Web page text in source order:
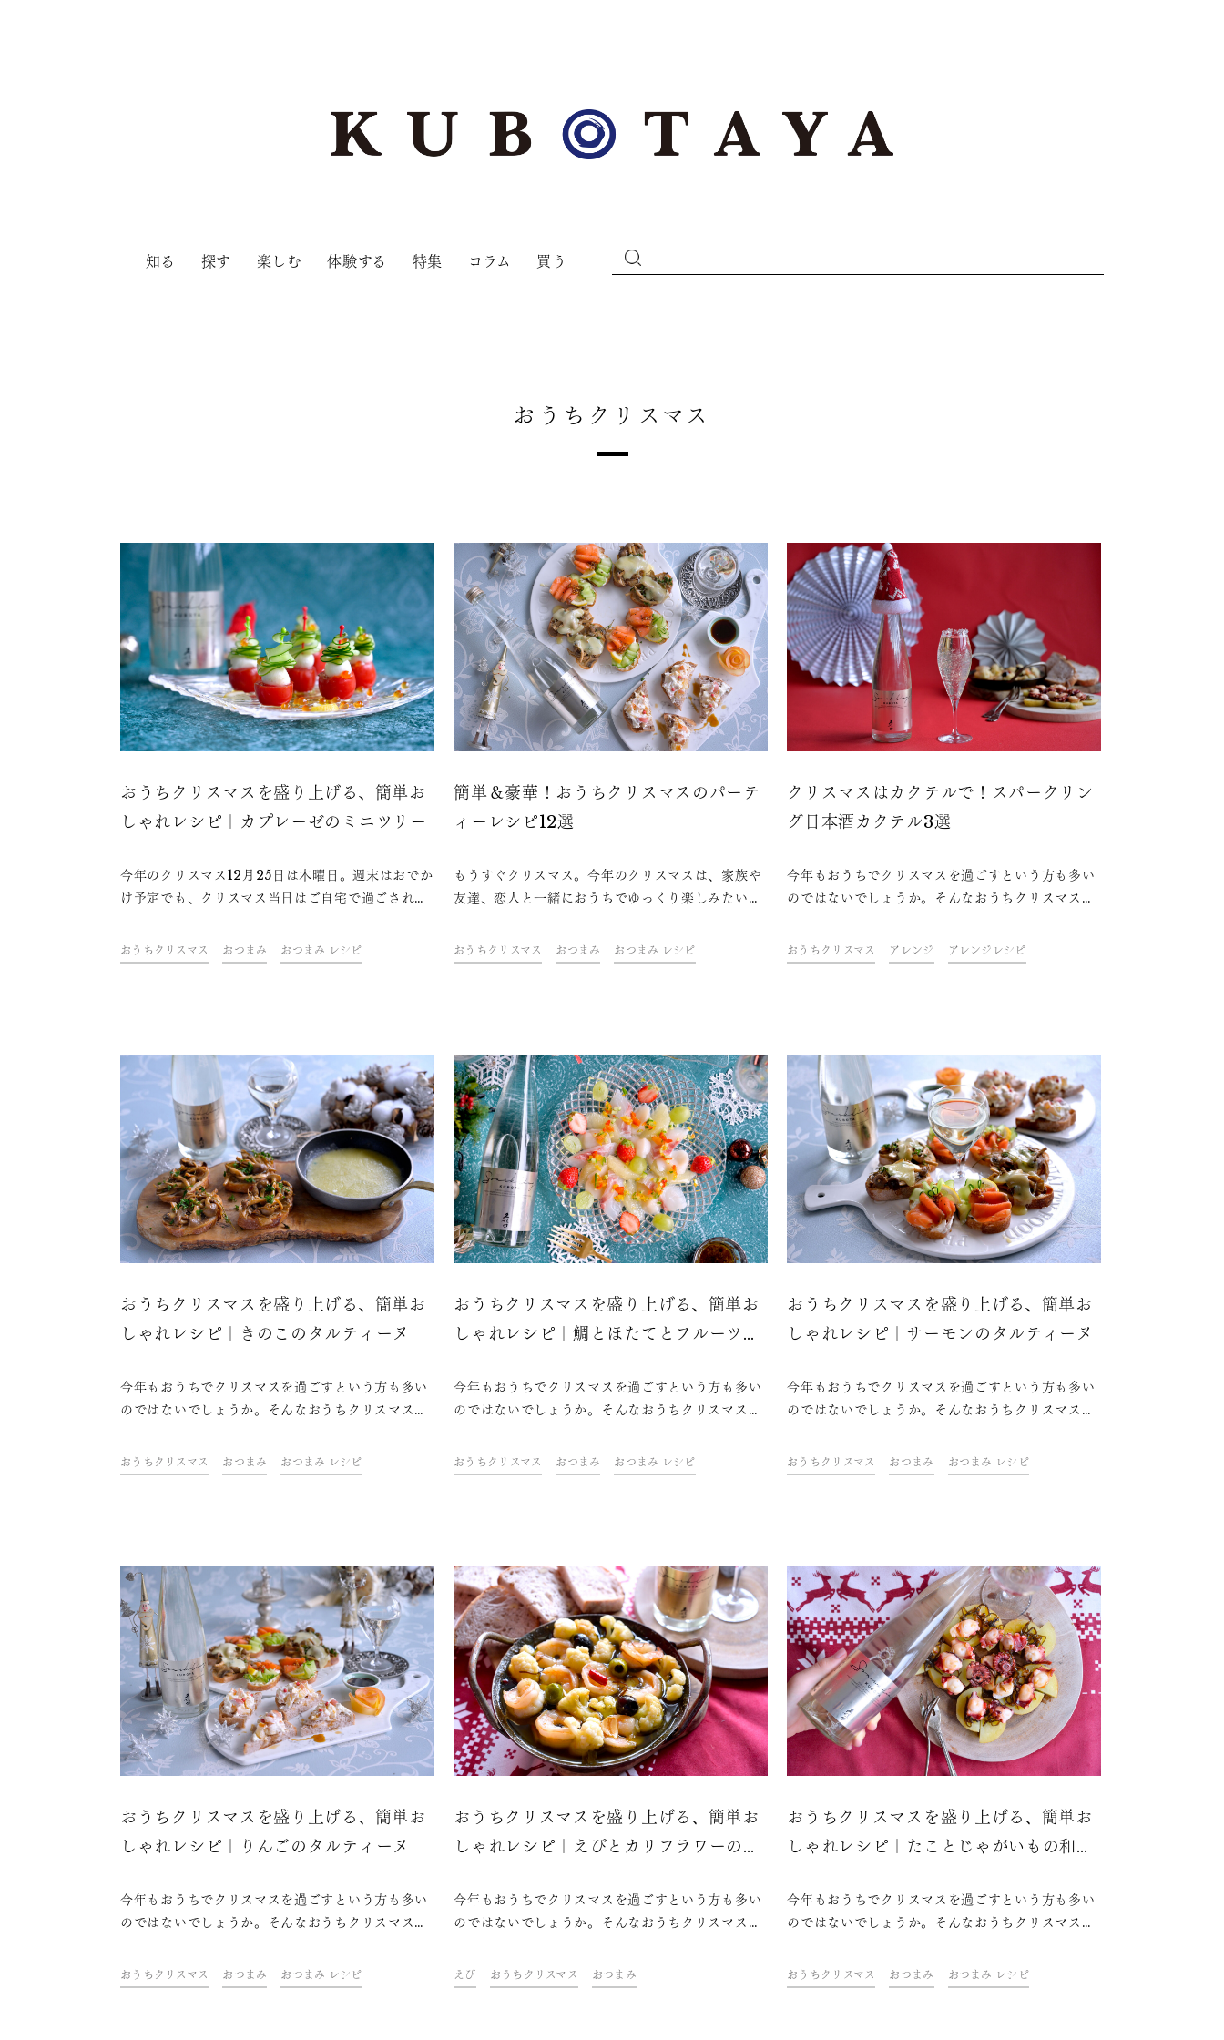
知る 探す 楽しむ 体験する 特集 コラム 買う
おうちクリスマス
おうちクリスマスを盛り上げる、簡単お
しゃれレシピ｜カプレーゼのミニツリー
今年のクリスマス12月25日は木曜日。週末はおでか
け予定でも、クリスマス当日はご自宅で過ごされる
を盛り上げるのは、クリスマスらしい雰囲気にぴっ
たりの料理やケーキにお酒。ドリンク&フードクリ
クリング日本酒を合わせて、おうちクリスマスを素
敵に過ごしましょう！
おうちクリスマス おつまみ おつまみ レシピ
簡単＆豪華！おうちクリスマスのパーテ
ィーレシピ12選
もうすぐクリスマス。今年のクリスマスは、家族や
友達、恋人と一緒におうちでゆっくり楽しみたい！
ートまで、おうちクリスマスのパーティーにぴった
りの簡単なのに豪華なレシピを集めました。クリス
おうちクリスマス おつまみ おつまみ レシピ
クリスマスはカクテルで！スパークリン
グ日本酒カクテル3選
今年もおうちでクリスマスを過ごすという方も多い
のではないでしょうか。そんなおうちクリスマスを
ケーキにお酒。ドリンク&フードクリエイター・青
山金魚さんが考えた、テーブルを華やかに彩る、ス
おうちクリスマス アレンジ アレンジレシピ
おうちクリスマスを盛り上げる、簡単お
しゃれレシピ｜きのこのタルティーヌ
今年もおうちでクリスマスを過ごすという方も多い
のではないでしょうか。そんなおうちクリスマスを
ケーキにお酒。ドリンク&フードクリエイター・青
山金魚さんが考えた、テーブルを華やかに彩る、簡
ましょう！
おうちクリスマス おつまみ おつまみ レシピ
おうちクリスマスを盛り上げる、簡単お
しゃれレシピ｜鯛とほたてとフルーツの
今年もおうちでクリスマスを過ごすという方も多い
のではないでしょうか。そんなおうちクリスマスを
ケーキにお酒。ドリンク&フードクリエイター・青
山金魚さんが考えた、テーブルを華やかに彩る、簡
ましょう！
おうちクリスマス おつまみ おつまみ レシピ
おうちクリスマスを盛り上げる、簡単お
しゃれレシピ｜サーモンのタルティーヌ
今年もおうちでクリスマスを過ごすという方も多い
のではないでしょうか。そんなおうちクリスマスを
ケーキにお酒。ドリンク&フードクリエイター・青
山金魚さんが考えた、テーブルを華やかに彩る、簡
ましょう！
おうちクリスマス おつまみ おつまみ レシピ
おうちクリスマスを盛り上げる、簡単お
しゃれレシピ｜りんごのタルティーヌ
今年もおうちでクリスマスを過ごすという方も多い
のではないでしょうか。そんなおうちクリスマスを
ケーキにお酒。ドリンク&フードクリエイター・青
山金魚さんが考えた、テーブルを華やかに彩る、簡
おうちクリスマス おつまみ おつまみ レシピ
おうちクリスマスを盛り上げる、簡単お
しゃれレシピ｜えびとカリフラワーのダ
今年もおうちでクリスマスを過ごすという方も多い
のではないでしょうか。そんなおうちクリスマスを
ケーキにお酒。ドリンク&フードクリエイター・青
山金魚さんが考えた、テーブルを華やかに彩る、簡
えび おうちクリスマス おつまみ
おうちクリスマスを盛り上げる、簡単お
しゃれレシピ｜たことじゃがいもの和ガ
今年もおうちでクリスマスを過ごすという方も多い
のではないでしょうか。そんなおうちクリスマスを
ケーキにお酒。ドリンク&フードクリエイター・青
山金魚さんが考えた、テーブルを華やかに彩る、簡
おうちクリスマス おつまみ おつまみ レシピ